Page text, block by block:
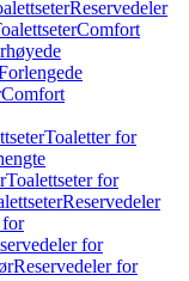
Reservedeler
Comfort
Comfort
Toaletter for
Toalettseter for
Reservedeler
for
for
Reservedeler for